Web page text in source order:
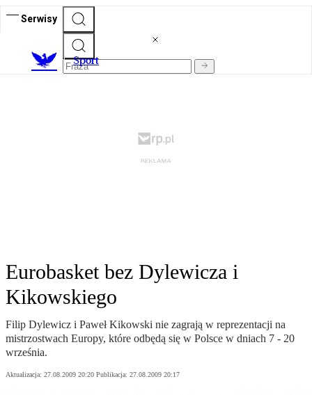
Serwisy
Sport
Eurobasket bez Dylewicza i
Kikowskiego
Filip Dylewicz i Paweł Kikowski nie zagrają w reprezentacji na
mistrzostwach Europy, które odbędą się w Polsce w dniach 7 - 20
września.
Aktualizacja: 27.08.2009 20:20 Publikacja: 27.08.2009 20:17